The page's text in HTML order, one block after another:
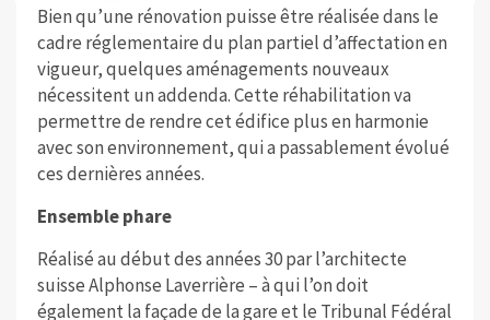
Bien qu’une rénovation puisse être réalisée dans le
cadre réglementaire du plan partiel d’affectation en
vigueur, quelques aménagements nouveaux
nécessitent un addenda. Cette réhabilitation va
permettre de rendre cet édifice plus en harmonie
avec son environnement, qui a passablement évolué
ces dernières années.
Ensemble phare
Réalisé au début des années 30 par l’architecte
suisse Alphonse Laverrière – à qui l’on doit
également la façade de la gare et le Tribunal Fédéral